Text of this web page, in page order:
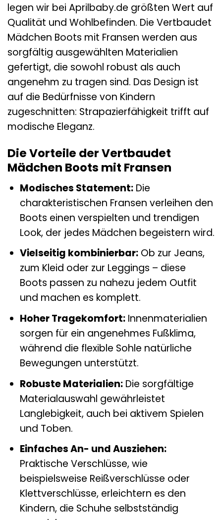
legen wir bei Aprilbaby.de größten Wert auf
Qualität und Wohlbefinden. Die Vertbaudet
Mädchen Boots mit Fransen werden aus
sorgfältig ausgewählten Materialien
gefertigt, die sowohl robust als auch
angenehm zu tragen sind. Das Design ist
auf die Bedürfnisse von Kindern
zugeschnitten: Strapazierfähigkeit trifft auf
modische Eleganz.
Die Vorteile der Vertbaudet
Mädchen Boots mit Fransen
Modisches Statement:Die
charakteristischen Fransen verleihen den
Boots einen verspielten und trendigen
Look, der jedes Mädchen begeistern wird.
Vielseitig kombinierbar:Ob zur Jeans,
zum Kleid oder zur Leggings – diese
Boots passen zu nahezu jedem Outfit
und machen es komplett.
Hoher Tragekomfort:Innenmaterialien
sorgen für ein angenehmes Fußklima,
während die flexible Sohle natürliche
Bewegungen unterstützt.
Robuste Materialien:Die sorgfältige
Materialauswahl gewährleistet
Langlebigkeit, auch bei aktivem Spielen
und Toben.
Einfaches An- und Ausziehen:
Praktische Verschlüsse, wie
beispielsweise Reißverschlüsse oder
Klettverschlüsse, erleichtern es den
Kindern, die Schuhe selbstständig